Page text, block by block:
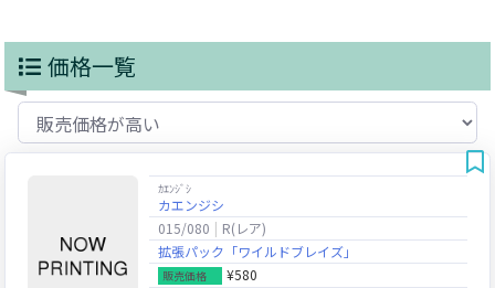
価格一覧
ｶｴﾝｼﾞｼ
カエンジシ
015/080
R(レア)
拡張パック「ワイルドブレイズ」
販売価格 ¥580